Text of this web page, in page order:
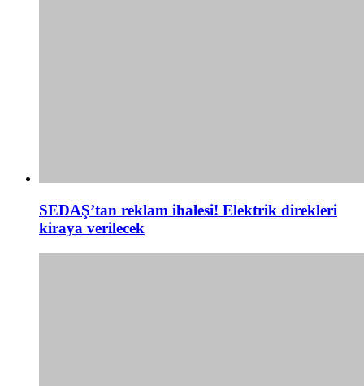
SEDAŞ’tan reklam ihalesi! Elektrik direkleri
kiraya verilecek